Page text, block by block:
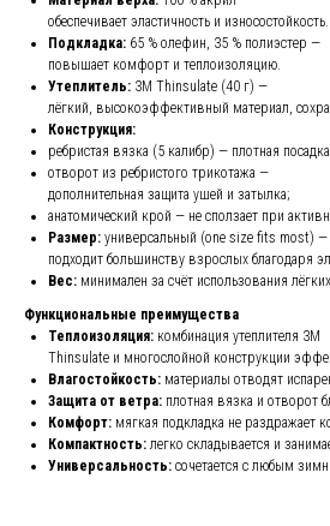
обеспечивает эластичность и износостойкость.
Подкладка: 65 % олефин, 35 % полиэстер —
повышает комфорт и теплоизоляцию.
Утеплитель: 3M Thinsulate (40 г) —
лёгкий, высокоэффективный материал,
Конструкция:
ребристая вязка (5 калибр) — плотная
отворот из ребристого трикотажа —
дополнительная защита ушей и затылка;
анатомический крой — не сползает при
Размер: универсальный (one size fits most) —
подходит большинству взрослых благодаря
Вес: минимален за счёт использования
Функциональные преимущества
Теплоизоляция: комбинация утеплителя 3M
Thinsulate и многослойной конструкции
Влагостойкость: материалы отводят
Защита от ветра: плотная вязка и отворот
Комфорт: мягкая подкладка не раздражает
Компактность:легко складывается и
Универсальность: сочетается с любым